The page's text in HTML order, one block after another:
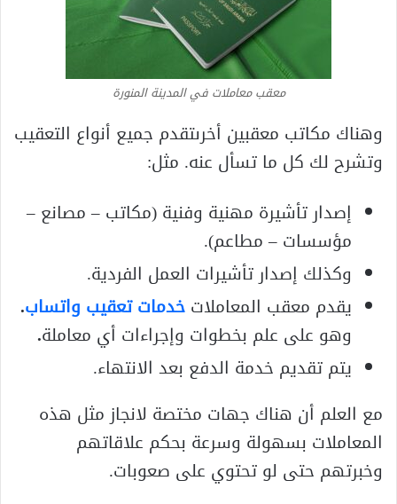
معقب معاملات في المدينة المنورة
وهناك مكاتب معقبين أخرىتقدم جميع أنواع التعقيب
وتشرح لك كل ما تسأل عنه. مثل:
إصدار تأشيرة مهنية وفنية (مكاتب – مصانع –
مؤسسات – مطاعم).
وكذلك إصدار تأشيرات العمل الفردية.
يقدم معقب المعاملاتخدمات تعقيب واتساب.
وهو على علم بخطوات وإجراءات أي معاملة.
يتم تقديم خدمة الدفع بعد الانتهاء.
مع العلم أن هناك جهات مختصة لانجاز مثل هذه
المعاملات بسهولة وسرعة بحكم علاقاتهم
وخبرتهم حتى لو تحتوي على صعوبات.